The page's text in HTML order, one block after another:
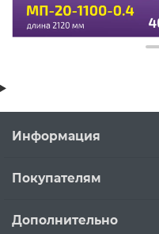
Информация
Покупателям
Дополнительно